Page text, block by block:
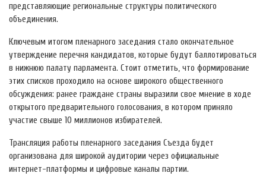
представляющие региональные структуры политического
объединения.
Ключевым итогом пленарного заседания стало окончательное
утверждение перечня кандидатов, которые будут баллотироваться
в нижнюю палату парламента. Стоит отметить, что формирование
этих списков проходило на основе широкого общественного
обсуждения: ранее граждане страны выразили свое мнение в ходе
открытого предварительного голосования, в котором приняло
участие свыше 10 миллионов избирателей.
Трансляция работы пленарного заседания Съезда будет
организована для широкой аудитории через официальные
интернет-платформы и цифровые каналы партии.